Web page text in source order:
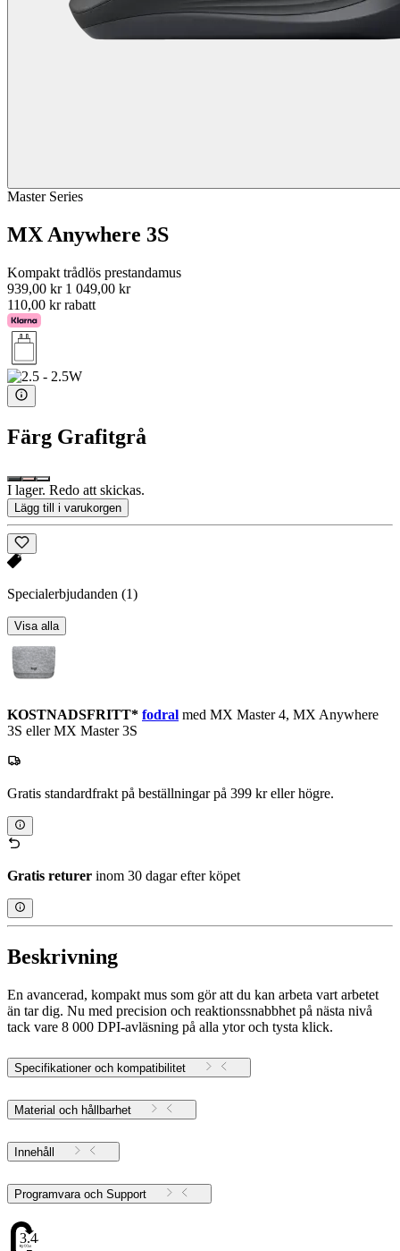
Master Series
MX Anywhere 3S
Kompakt trådlös prestandamus
939,00 kr 1 049,00 kr
110,00 kr rabatt
Färg Grafitgrå
I lager. Redo att skickas.
Lägg till i varukorgen
Specialerbjudanden (1)
Visa alla
KOSTNADSFRITT* fodral med MX Master 4, MX Anywhere
3S eller MX Master 3S
Gratis standardfrakt på beställningar på 399 kr eller högre.
Gratis returer inom 30 dagar efter köpet
Beskrivning
En avancerad, kompakt mus som gör att du kan arbeta vart arbetet
än tar dig. Nu med precision och reaktionssnabbhet på nästa nivå
tack vare 8 000 DPI-avläsning på alla ytor och tysta klick.
Specifikationer och kompatibilitet
Material och hållbarhet
Innehåll
Programvara och Support
3.44